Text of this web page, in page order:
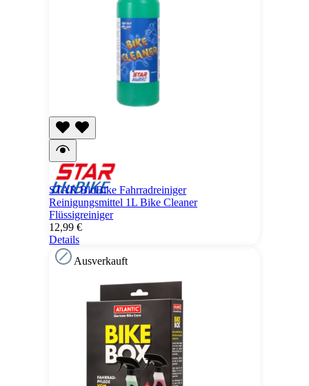
STAR BluBike Fahrradreiniger
Reinigungsmittel 1L Bike Cleaner
Flüssigreiniger
12,99 €
Details
Ausverkauft